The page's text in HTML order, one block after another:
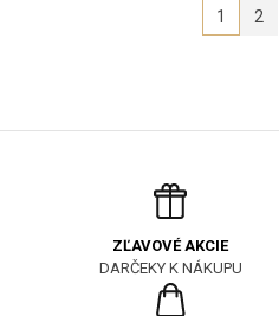
1 2
ZĽAVOVÉ AKCIE
DARČEKY K NÁKUPU